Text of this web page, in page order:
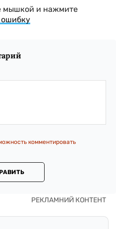
мышкой и нажмите
ошибку
комментировать